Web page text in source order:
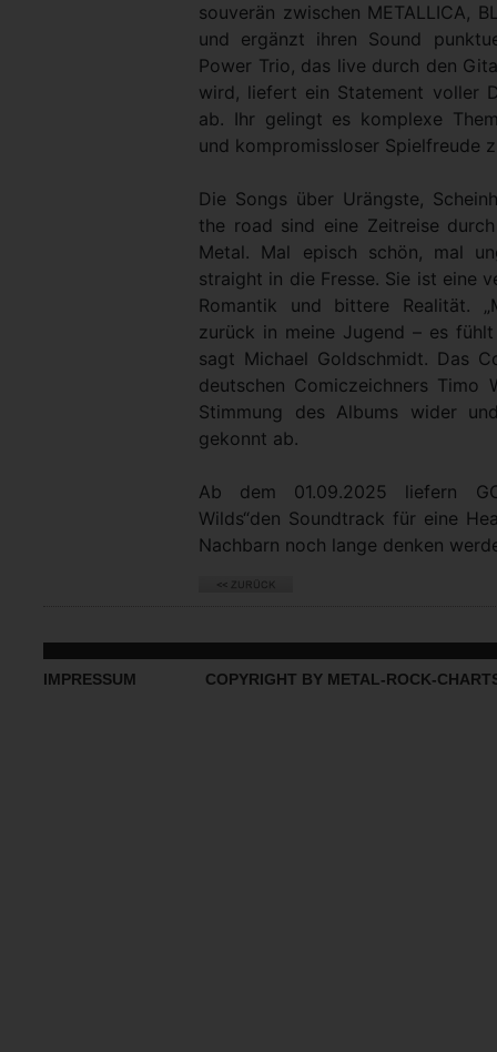
souverän zwischen METALLICA,
und ergänzt ihren Sound
Power Trio, das live durch den
wird, liefert ein Statement voller
ab. Ihr gelingt es komplexe
und kompromissloser Spielfreude
Die Songs über Urängste,
the road sind eine Zeitreise
Metal. Mal episch schön, mal
straight in die Fresse. Sie ist eine
Romantik und bittere Realität.
zurück in meine Jugend – es
sagt Michael Goldschmidt. Das
deutschen Comiczeichners
Stimmung des Albums wider
gekonnt ab.
Ab dem 01.09.2025 liefern
Wilds“den Soundtrack für eine
Nachbarn noch lange denken
IMPRESSUM COPYRIGHT BY METAL-ROCK-